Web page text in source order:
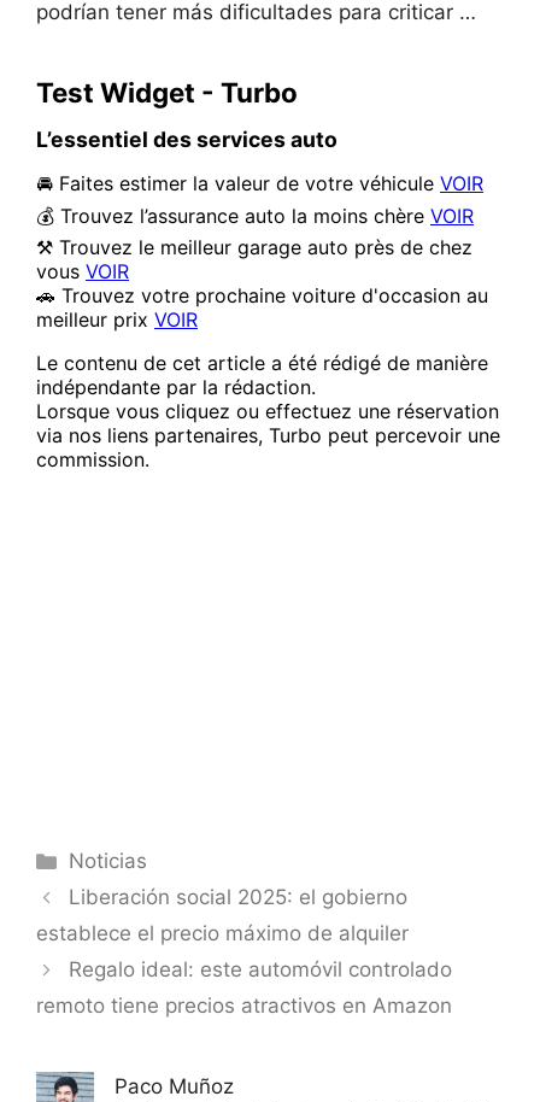
podrían tener más dificultades para criticar …
Categorías
Noticias
Liberación social 2025: el gobierno
establece el precio máximo de alquiler
Regalo ideal: este automóvil controlado
remoto tiene precios atractivos en Amazon
Paco Muñoz